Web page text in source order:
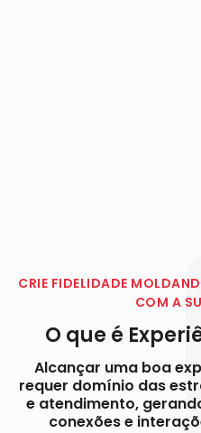
CRIE FIDELIDADE
COM A
O que é
Alcançar uma boa
requer domínio das
e atendimento,
conexões e